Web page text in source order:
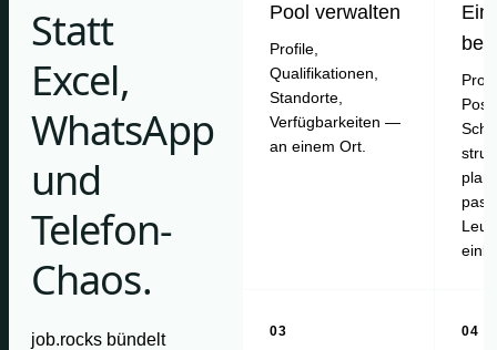
Statt
Excel,
WhatsApp
und
Telefon-
Chaos.
job.rocks bündelt
Pool verwalten
Profile,
Qualifikationen,
Standorte,
Verfügbarkeiten —
an einem Ort.
03 04